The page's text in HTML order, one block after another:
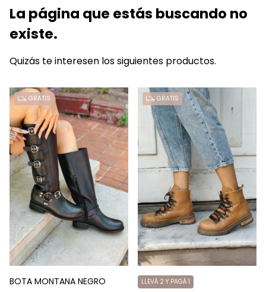
La página que estás buscando no
existe.
Quizás te interesen los siguientes productos.
GRATIS
BOTA MONTANA NEGRO
GRATIS
LLEVÁ 2 Y PAGÁ 1